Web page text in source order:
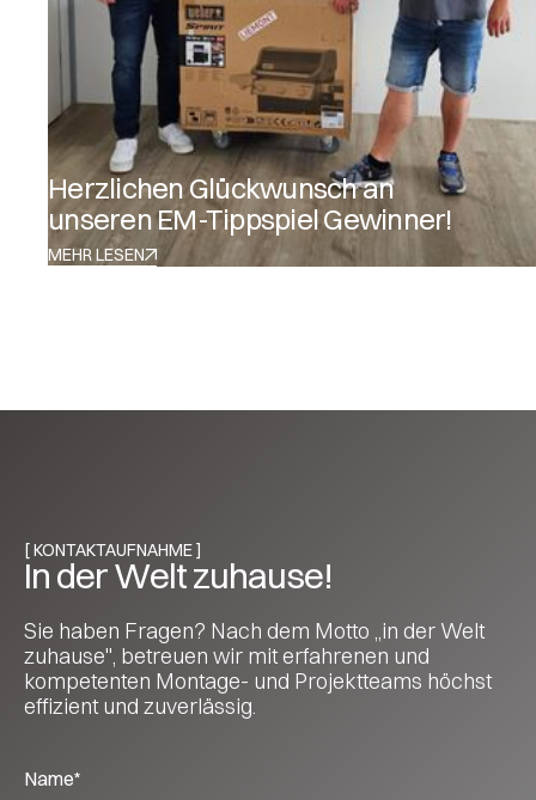
Herzlichen Glückwunsch an
unseren EM-Tippspiel Gewinner!
MEHR LESEN
[ KONTAKTAUFNAHME ]
In der Welt zuhause!
Sie haben Fragen? Nach dem Motto „in der Welt
zuhause", betreuen wir mit erfahrenen und
kompetenten Montage- und Projektteams höchst
effizient und zuverlässig.